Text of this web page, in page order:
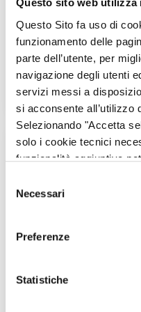
Questo sito web utilizza
Questo Sito fa uso di
funzionamento delle
parte dell’utente, per
navigazione degli utenti
servizi messi a
si acconsente all’utilizzo
Selezionando "Accetta
solo i cookie tecnici
funzionalità aggiuntive
delNecessari
Preferenze
Statistiche
strategica individuati a
regionale (es. AKIS,
mentre i secondi
attraverso indicatori di
con gli obiettivi specifici